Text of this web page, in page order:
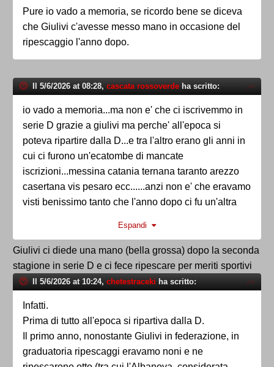
Pure io vado a memoria, se ricordo bene se diceva
che Giulivi c'avesse messo mano in occasione del
ripescaggio l'anno dopo.
Il 5/6/2026 at 08:28, cascata rossoverde ha scritto:
io vado a memoria...ma non e' che ci iscrivemmo in
serie D grazie a giulivi ma perche' all'epoca si
poteva ripartire dalla D...e tra l'altro erano gli anni in
cui ci furono un'ecatombe di mancate
iscrizioni...messina catania ternana taranto arezzo
casertana vis pesaro ecc......anzi non e' che eravamo
visti benissimo tanto che l'anno dopo ci fu un'altra
fummo rpescati ...addirittura l'ultima squadra
ripescata fu quella davanti a noi, l'albanova!!!!!!! e mi
ricordo che ci furono accettamenti il giorno dopo per
una squadra in bilico dui cui non ricordo il nome...se
saltava eravamo ripescati noi, cosa che ovviamente
non avvenne e facemmo il secondo campionato di
serie D consecutivo
Espandi
Giulivi ci diede una mano (bella grossa) dopo la seconda
stagione in serie D e ci fece ripescare per meriti sportivi
Il 5/6/2026 at 10:24, chetestraceki ha scritto:
Infatti.
Prima di tutto all'epoca si ripartiva dalla D.
Il primo anno, nonostante Giulivi in federazione, in
graduatoria ripescaggi eravamo noni e ne